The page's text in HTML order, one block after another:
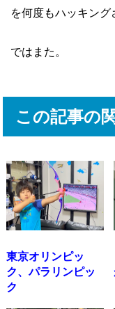
を何度もハッキング
ではまた。
この記事の
東京オリンピッ
ク、パラリンピッ
ク